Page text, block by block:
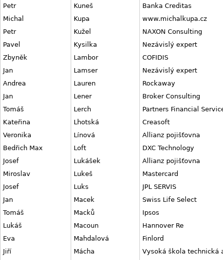
Petr
Kuneš
Banka Creditas
Michal
Kupa
www.michalkupa.cz
Petr
Kužel
NAXON Consulting
Pavel
Kysilka
Nezávislý expert
Zbyněk
Lambor
COFIDIS
Jan
Lamser
Nezávislý expert
Andrea
Lauren
Rockaway
Jan
Lener
Broker Consulting
Tomáš
Lerch
Partners Financial
Kateřina
Lhotská
Creasoft
Veronika
Línová
Allianz pojišťovna
Bedřich Max
Loft
DXC Technology
Josef
Lukášek
Allianz pojišťovna
Miroslav
Lukeš
Mastercard
Josef
Luks
JPL SERVIS
Jan
Macek
Swiss Life Select
Tomáš
Macků
Ipsos
Lukáš
Macoun
Hannover Re
Eva
Mahdalová
Finlord
Jiří
Mácha
Vysoká škola technická